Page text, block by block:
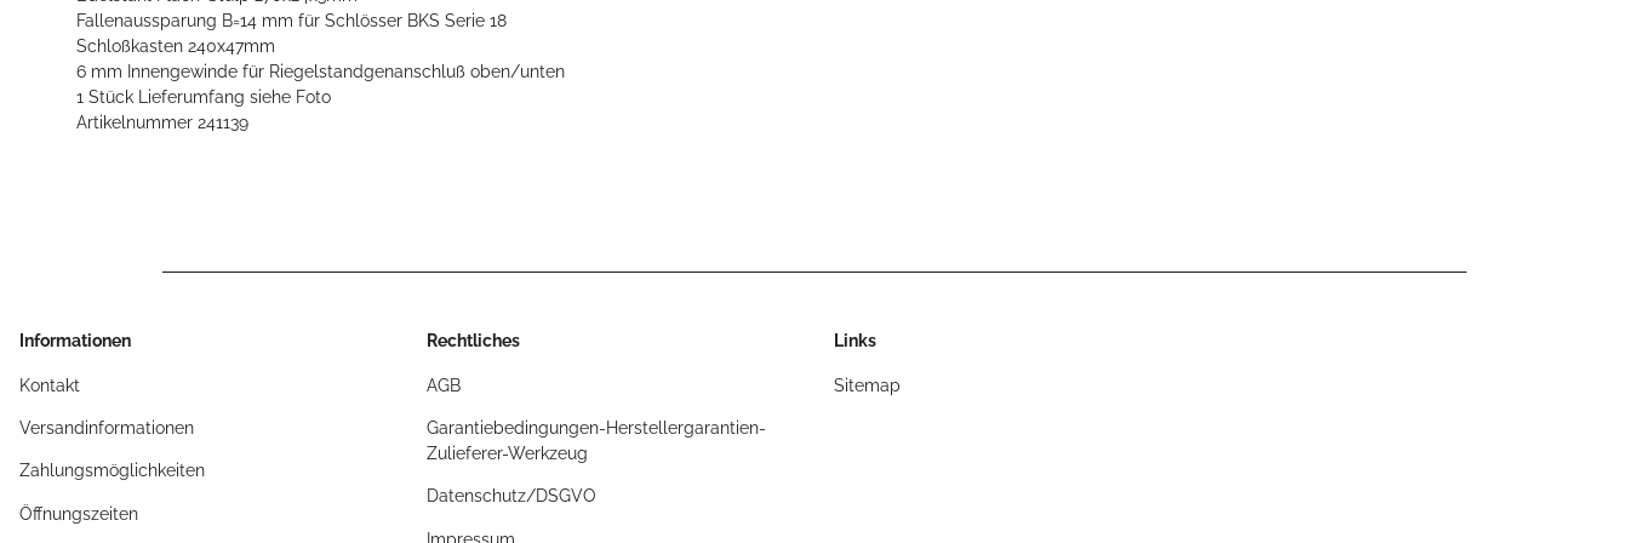
Fallenaussparung B=14 mm für Schlösser BKS Serie 18
Schloßkasten 240x47mm
6 mm Innengewinde für Riegelstandgenanschluß oben/unten
1 Stück Lieferumfang siehe Foto
Artikelnummer 241139
Informationen
Kontakt
Versandinformationen
Zahlungsmöglichkeiten
Öffnungszeiten
Rechtliches
AGB
Garantiebedingungen-Herstellergarantien-
Zulieferer-Werkzeug
Datenschutz/DSGVO
Links
Sitemap